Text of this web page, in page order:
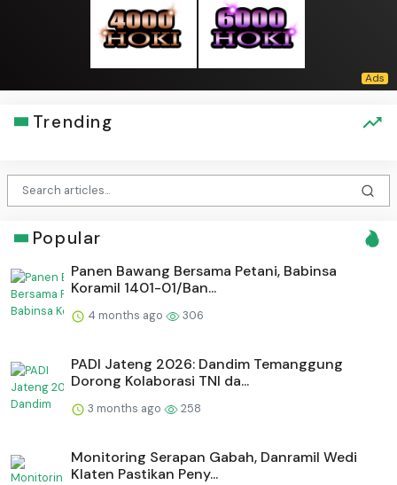
Trending
Popular
Panen Bawang Bersama Petani, Babinsa
Koramil 1401-01/Ban...
4 months ago 306
PADI Jateng 2026: Dandim Temanggung
Dorong Kolaborasi TNI da...
3 months ago 258
Monitoring Serapan Gabah, Danramil Wedi
Klaten Pastikan Peny...